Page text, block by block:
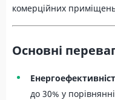
комерційних
Основні
до 30% у